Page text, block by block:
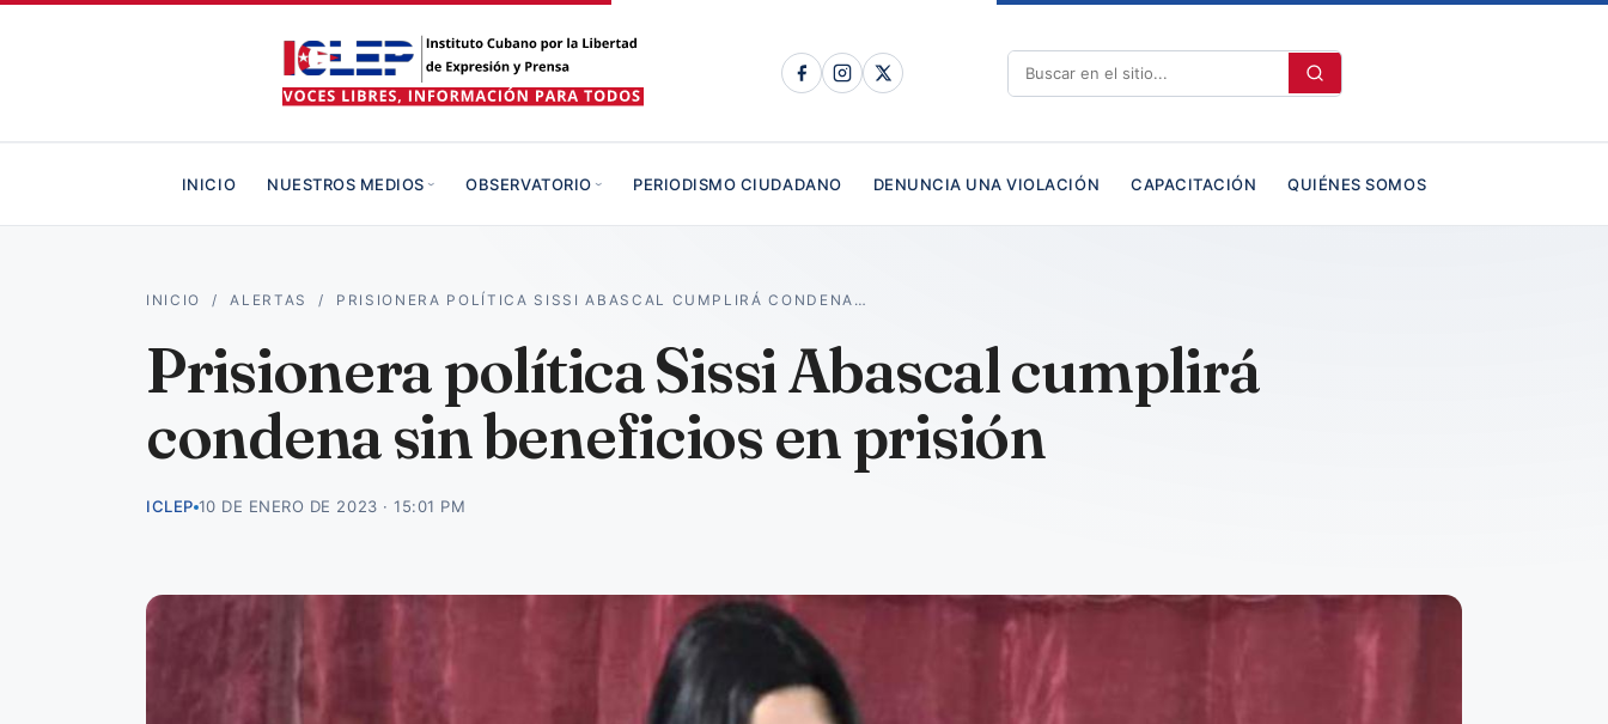
INICIO NUESTROS MEDIOS OBSERVATORIO PERIODISMO CIUDADANO DENUNCIA UNA VIOLACIÓN CAPACITACIÓN QUIÉNES SOMOS
INICIO /ALERTAS / PRISIONERA POLÍTICA SISSI ABASCAL CUMPLIRÁ CONDENA…
Prisionera política Sissi Abascal cumplirá
condena sin beneficios en prisión
ICLEP 10 DE ENERO DE 2023 · 15:01 PM